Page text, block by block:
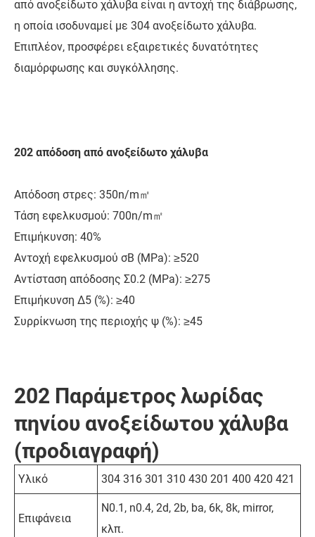
από ανοξείδωτο χάλυβα είναι η αντοχή της διάβρωσης,
η οποία ισοδυναμεί με 304 ανοξείδωτο χάλυβα.
Επιπλέον, προσφέρει εξαιρετικές δυνατότητες
διαμόρφωσης και συγκόλλησης.
202 απόδοση από ανοξείδωτο χάλυβα
Απόδοση στρες: 350n/m㎡
Τάση εφελκυσμού: 700n/m㎡
Επιμήκυνση: 40%
Αντοχή εφελκυσμού σB (MPa): ≥520
Αντίσταση απόδοσης Σ0.2 (MPa): ≥275
Επιμήκυνση Δ5 (%): ≥40
Συρρίκνωση της περιοχής ψ (%): ≥45
202 Παράμετρος λωρίδας
πηνίου ανοξείδωτου χάλυβα
(προδιαγραφή)
Υλικό 304 316 301 310 430 201 400 420 421
Επιφάνεια
N0.1, n0.4, 2d, 2b, ba, 6k, 8k, mirror,
κλπ.